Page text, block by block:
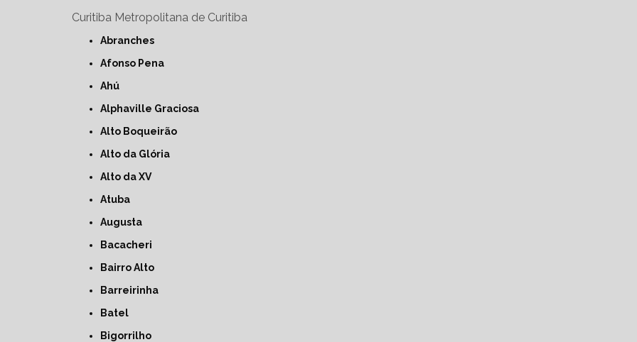
Curitiba Metropolitana de Curitiba
Abranches
Afonso Pena
Ahú
Alphaville Graciosa
Alto Boqueirão
Alto da Glória
Alto da XV
Atuba
Augusta
Bacacheri
Bairro Alto
Barreirinha
Batel
Bigorrilho